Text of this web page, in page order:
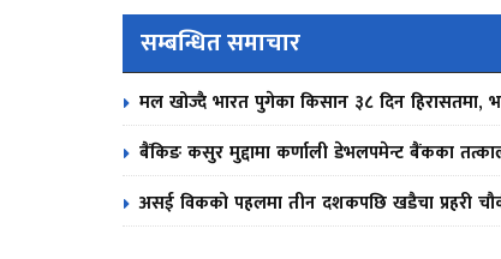
सम्बन्धित समाचार
मल खोज्दै भारत पुगेका किसान ३८ दिन हिरासतमा,
बैंकिङ कसुर मुद्दामा कर्णाली डेभलपमेन्ट बैंकका
असई विकको पहलमा तीन दशकपछि खडैचा प्रहरी